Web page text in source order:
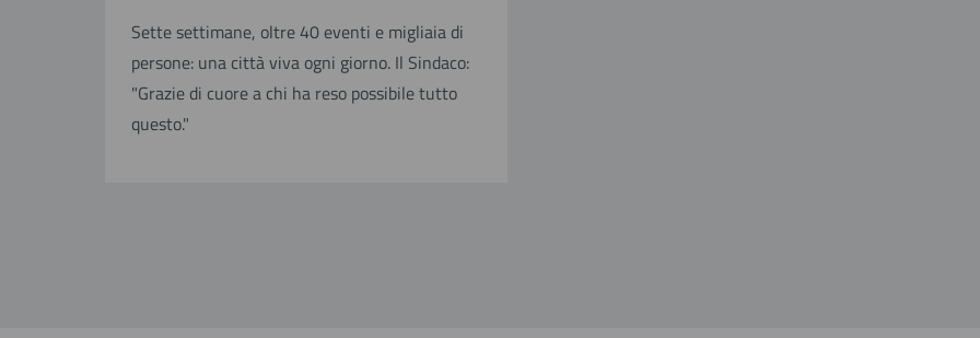
Sette settimane, oltre 40 eventi e migliaia di
persone: una città viva ogni giorno. Il Sindaco:
"Grazie di cuore a chi ha reso possibile tutto
questo."